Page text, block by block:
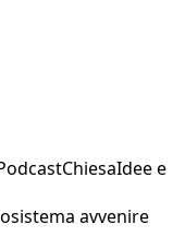
ChiesaIdee e
avvenire